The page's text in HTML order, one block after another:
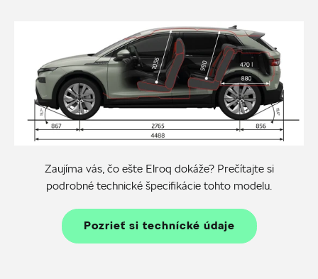
Zaujíma vás, čo ešte Elroq dokáže? Prečítajte si
podrobné technické špecifikácie tohto modelu.
Pozrieť si technícké údaje